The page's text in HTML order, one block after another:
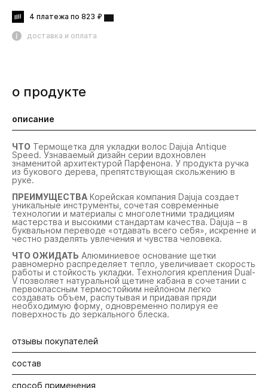
4 платежа по 823 ₽
доставка и оплата
о продукте
описание
ЧТО Термощетка для укладки волос Dajuja Antique
Speed. Узнаваемый дизайн серии вдохновлен
знаменитой архитектурой Парфенона. У продукта ручка
из букового дерева, препятствующая скольжению в
руке.
ПРЕИМУЩЕСТВА Корейская компания Dajuja создает
уникальные инструменты, сочетая современные
технологии и материалы с многолетними традициям
мастерства и высокими стандартам качества. Dajuja – в
буквальном переводе «отдавать всего себя», искренне и
честно разделять увлечения и чувства человека.
ЧТО ОЖИДАТЬ Алюминиевое основание щетки
равномерно распределяет тепло, увеличивает скорость
работы и стойкость укладки. Технология крепления Dual-
V позволяет натуральной щетине кабана в сочетании с
первоклассным термостойким нейлоном легко
создавать объем, распутывая и придавая пряди
необходимую форму, одновременно полируя ее
поверхность до зеркального блеска.
отзывы покупателей
Будьте первыми! Оставьте отзыв об этом продукте
состав
способ применения